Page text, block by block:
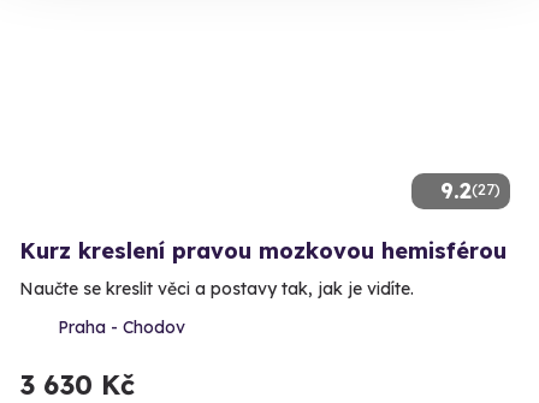
9.2(27)
Kurz kreslení pravou mozkovou hemisférou
Naučte se kreslit věci a postavy tak, jak je vidíte.
Praha - Chodov
3 630 Kč